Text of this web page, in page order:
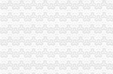
【九龙坡谢家湾长城宽带快速
九龙坡家具维修中心谢家湾办
谢家湾办执照
北京个人5000-6500元房屋出
【天水二手家电/二手电器_天
关于湖北鄂州农村商业银行股